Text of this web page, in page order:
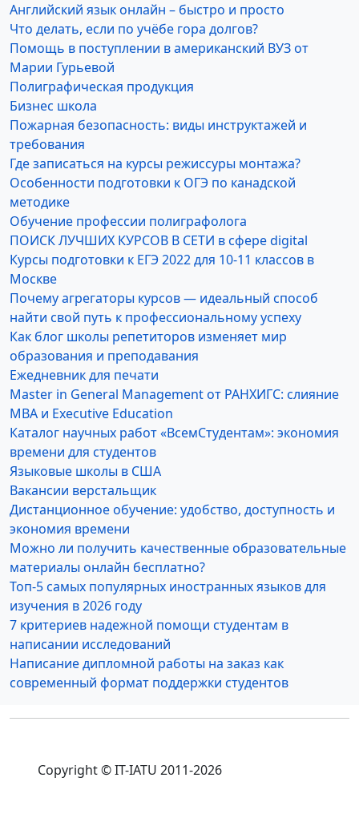
Английский язык онлайн – быстро и просто
Что делать, если по учёбе гора долгов?
Помощь в поступлении в американский ВУЗ от
Марии Гурьевой
Полиграфическая продукция
Бизнес школа
Пожарная безопасность: виды инструктажей и
требования
Где записаться на курсы режиссуры монтажа?
Особенности подготовки к ОГЭ по канадской
методике
Обучение профессии полиграфолога
ПОИСК ЛУЧШИХ КУРСОВ В СЕТИ в сфере digital
Курсы подготовки к ЕГЭ 2022 для 10-11 классов в
Москве
Почему агрегаторы курсов — идеальный способ
найти свой путь к профессиональному успеху
Как блог школы репетиторов изменяет мир
образования и преподавания
Ежедневник для печати
Master in General Management от РАНХИГС: слияние
MBA и Executive Education
Каталог научных работ «ВсемСтудентам»: экономия
времени для студентов
Языковые школы в США
Вакансии верстальщик
Дистанционное обучение: удобство, доступность и
экономия времени
Можно ли получить качественные образовательные
материалы онлайн бесплатно?
Топ-5 самых популярных иностранных языков для
изучения в 2026 году
7 критериев надежной помощи студентам в
написании исследований
Написание дипломной работы на заказ как
современный формат поддержки студентов
Copyright © IT-IATU 2011-2026